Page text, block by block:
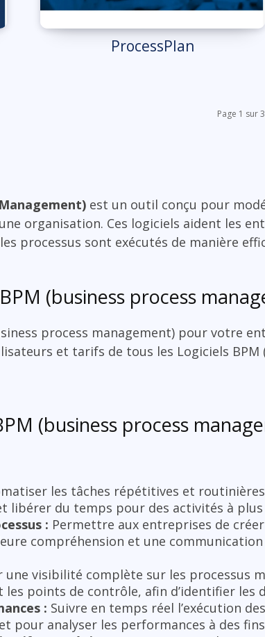
ProcessPlan
Page 1 sur 3
est un outil conçu pour
organisation. Ces logiciels aident les
processus sont exécutés de manière
(business process
process management) pour votre
et tarifs de tous les Logiciels BPM
(business process
les tâches répétitives et
libérer du temps pour des activités à
: Permettre aux entreprises de
compréhension et une
une visibilité complète sur les processus
les points de contrôle, afin d’identifier les
: Suivre en temps réel l’exécution
pour analyser les performances à des